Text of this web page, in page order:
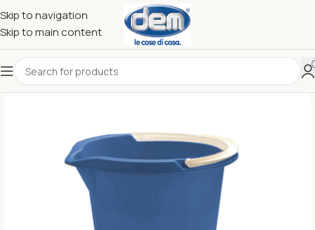
Skip to navigation
Skip to main content